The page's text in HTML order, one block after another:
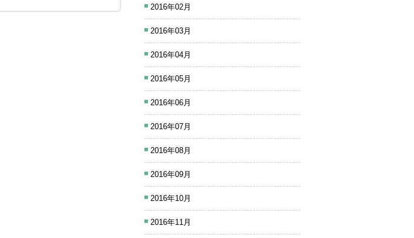
2016年02月
2016年03月
2016年04月
2016年05月
2016年06月
2016年07月
2016年08月
2016年09月
2016年10月
2016年11月